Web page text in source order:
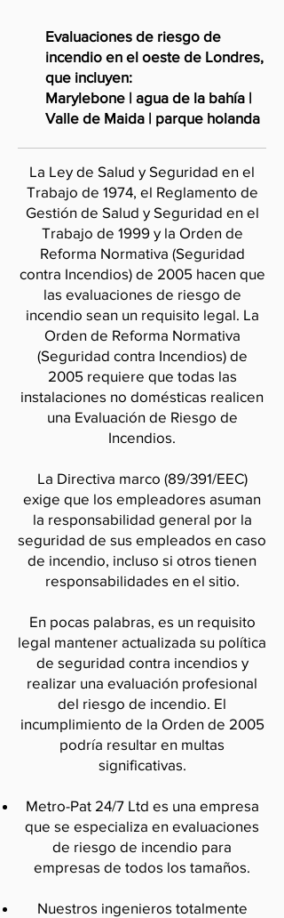
Evaluaciones de riesgo de
incendio en el oeste de Londres,
que incluyen:
Marylebone | agua de la bahía |
Valle de Maida | parque holanda
La Ley de Salud y Seguridad en el
Trabajo de 1974, el Reglamento de
Gestión de Salud y Seguridad en el
Trabajo de 1999 y la Orden de
Reforma Normativa (Seguridad
contra Incendios) de 2005 hacen que
las evaluaciones de riesgo de
incendio sean un requisito legal. La
Orden de Reforma Normativa
(Seguridad contra Incendios) de
2005 requiere que todas las
instalaciones no domésticas realicen
una Evaluación de Riesgo de
Incendios.
La Directiva marco (89/391/EEC)
exige que los empleadores asuman
la responsabilidad general por la
seguridad de sus empleados en caso
de incendio, incluso si otros tienen
responsabilidades en el sitio.
En pocas palabras, es un requisito
legal mantener actualizada su política
de seguridad contra incendios y
realizar una evaluación profesional
del riesgo de incendio. El
incumplimiento de la Orden de 2005
podría resultar en multas
significativas.
Metro-Pat 24/7 Ltd es una empresa
que se especializa en evaluaciones
de riesgo de incendio para
empresas de todos los tamaños.
Nuestros ingenieros totalmente